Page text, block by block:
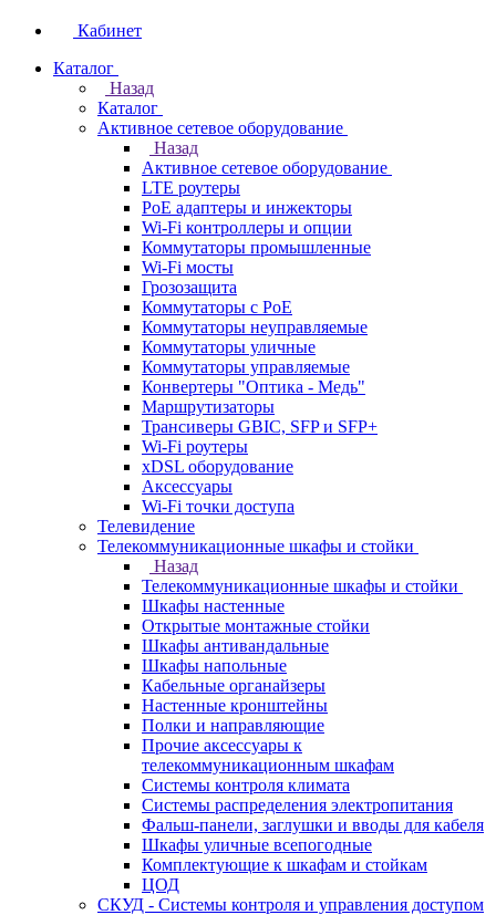
Кабинет
Каталог
Назад
Каталог
Активное сетевое оборудование
Назад
Активное сетевое оборудование
LTE роутеры
PoE адаптеры и инжекторы
Wi-Fi контроллеры и опции
Коммутаторы промышленные
Wi-Fi мосты
Грозозащита
Коммутаторы c PoE
Коммутаторы неуправляемые
Коммутаторы уличные
Коммутаторы управляемые
Конвертеры "Оптика - Медь"
Маршрутизаторы
Трансиверы GBIC, SFP и SFP+
Wi-Fi роутеры
xDSL оборудование
Аксессуары
Wi-Fi точки доступа
Телевидение
Телекоммуникационные шкафы и стойки
Назад
Телекоммуникационные шкафы и стойки
Шкафы настенные
Открытые монтажные стойки
Шкафы антивандальные
Шкафы напольные
Кабельные органайзеры
Настенные кронштейны
Полки и направляющие
Прочие аксессуары к
телекоммуникационным шкафам
Системы контроля климата
Системы распределения электропитания
Фальш-панели, заглушки и вводы для кабеля
Шкафы уличные всепогодные
Комплектующие к шкафам и стойкам
ЦОД
СКУД - Системы контроля и управления доступом